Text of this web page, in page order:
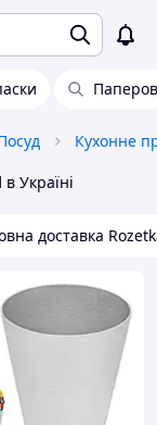
Кухонне
в Україні
доставка